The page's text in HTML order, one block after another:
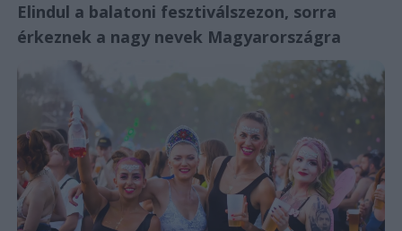
Elindul a balatoni fesztiválszezon, sorra
érkeznek a nagy nevek Magyarországra